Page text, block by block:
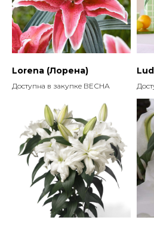
Lorena (Лорена)
Доступна в закупке ВЕСНА